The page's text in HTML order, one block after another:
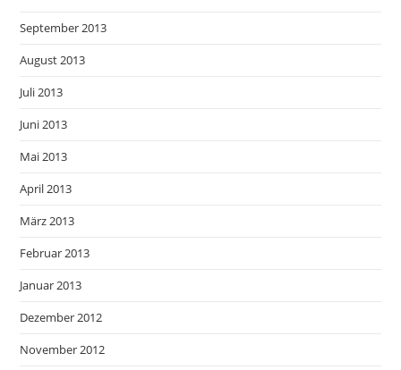
September 2013
August 2013
Juli 2013
Juni 2013
Mai 2013
April 2013
März 2013
Februar 2013
Januar 2013
Dezember 2012
November 2012